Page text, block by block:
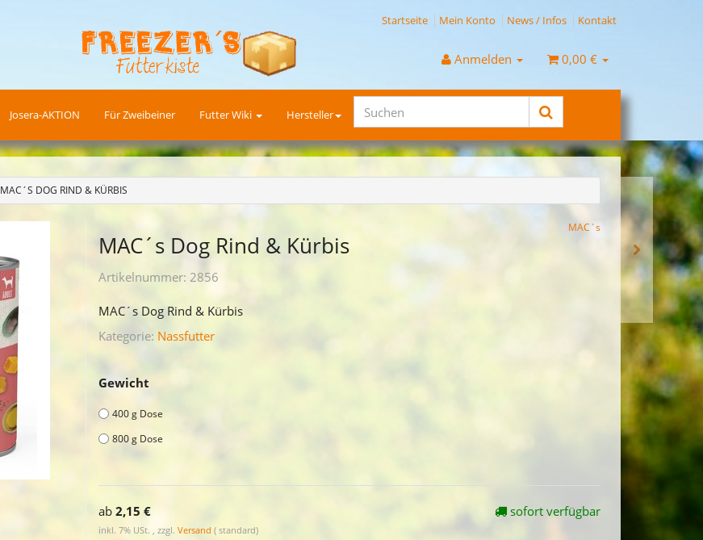
Startseite Mein Konto News / Infos Kontakt
Anmelden 0,00 €
Josera-AKTION Für Zweibeiner Futter Wiki Hersteller
MAC´S DOG RIND & KÜRBIS
MAC`s
MAC´s Dog Rind & Kürbis
Artikelnummer: 2856
MAC´s Dog Rind & Kürbis
Kategorie: Nassfutter
Gewicht
400 g Dose
800 g Dose
ab 2,15 €
inkl. 7% USt. , zzgl. Versand ( standard)
sofort verfügbar